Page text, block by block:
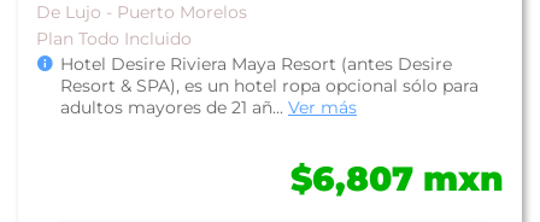
De Lujo - Puerto Morelos
Plan Todo Incluido
Hotel Desire Riviera Maya Resort (antes Desire
Resort & SPA), es un hotel ropa opcional sólo para
adultos mayores de 21 añ... Ver más
$6,807 mxn